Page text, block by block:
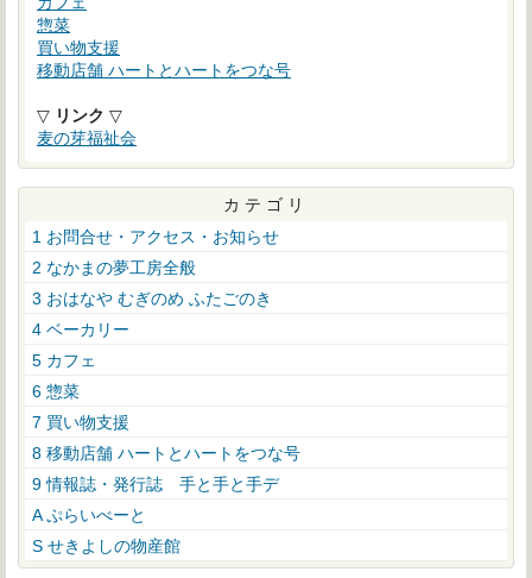
惣菜
買い物支援
移動店舗 ハートとハートをつな号
▽ リンク ▽
麦の芽福祉会
カテゴリ
1 お問合せ・アクセス・お知らせ
2 なかまの夢工房全般
3 おはなや むぎのめ ふたごのき
4 ベーカリー
5 カフェ
6 惣菜
7 買い物支援
8 移動店舗 ハートとハートをつな号
9 情報誌・発行誌 手と手と手デ
A ぷらいべーと
S せきよしの物産館